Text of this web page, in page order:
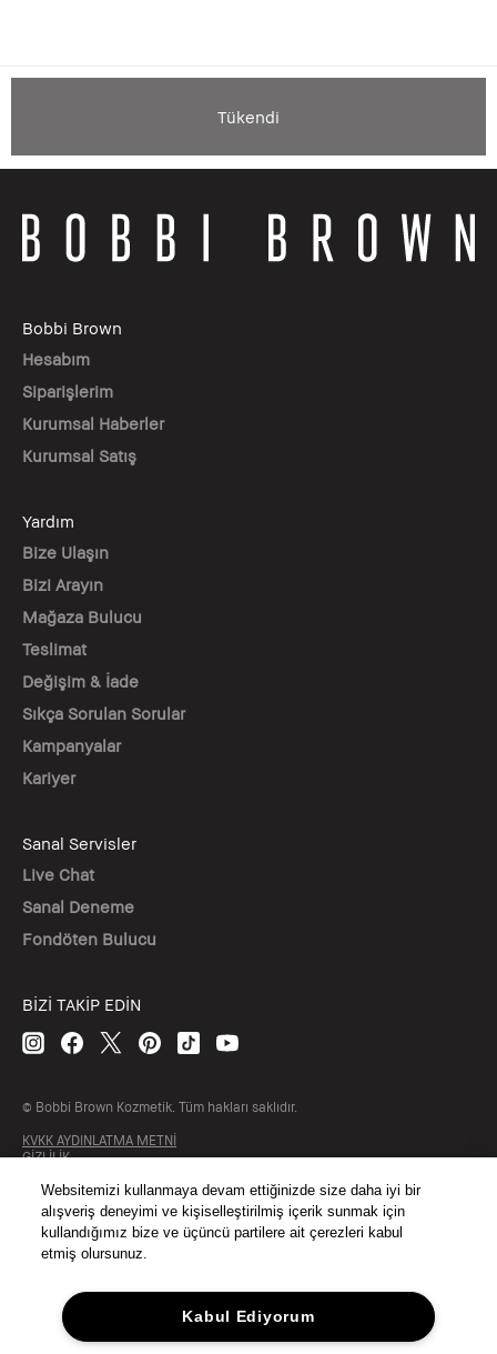
Tükendi
Bobbi Brown
Hesabım
Siparişlerim
Kurumsal Haberler
Kurumsal Satış
Yardım
Bize Ulaşın
Bizi Arayın
Mağaza Bulucu
Teslimat
Değişim & İade
Sıkça Sorulan Sorular
Kampanyalar
Kariyer
Sanal Servisler
Live Chat
Sanal Deneme
Fondöten Bulucu
BİZİ TAKİP EDİN
© Bobbi Brown Kozmetik. Tüm hakları saklıdır.
KVKK AYDINLATMA METNİ
GİZLİLİK
SİTE ÇEREZ YÖNETİMİ
Websitemizi kullanmaya devam ettiğinizde size daha iyi bir
alışveriş deneyimi ve kişiselleştirilmiş içerik sunmak için
kullandığımız bize ve üçüncü partilere ait çerezleri kabul
etmiş olursunuz.
Kabul Ediyorum